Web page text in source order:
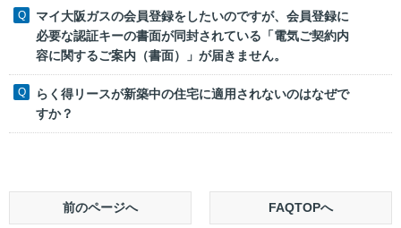
マイ大阪ガスの会員登録をしたいのですが、会員登録に
必要な認証キーの書面が同封されている「電気ご契約内
容に関するご案内（書面）」が届きません。
らく得リースが新築中の住宅に適用されないのはなぜで
すか？
前のページへ FAQTOPへ